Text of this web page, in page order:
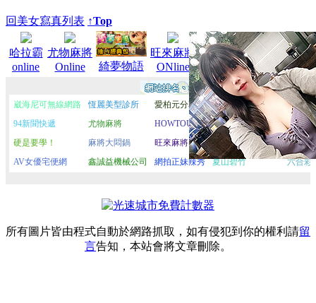
回美女寫真列表 ↑Top
哈拉霸
online
尤物麻將
Online
綺夢物語
旺來麻將
ONline
麻將大
悶鍋
A383
影音城
榮耀騎
士團
所有圖片皆由程式自動於網路抓取，如有侵犯到你的權利請留
言告知，本站會將文章刪除。